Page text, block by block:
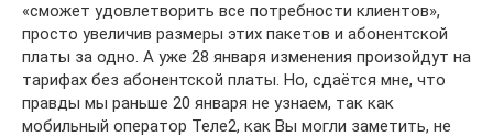
«сможет удовлетворить все потребности клиентов»,
просто увеличив размеры этих пакетов и абонентской
платы за одно. А уже 28 января изменения произойдут на
тарифах без абонентской платы. Но, сдаётся мне, что
правды мы раньше 20 января не узнаем, так как
мобильный оператор Теле2, как Вы могли заметить, не